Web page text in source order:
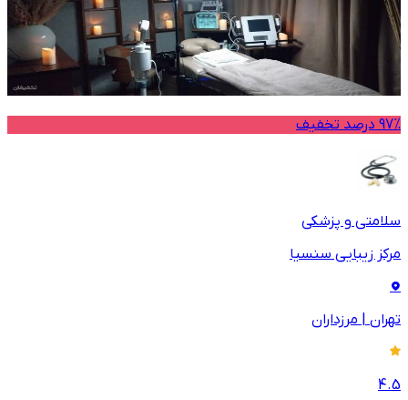
97% درصد تخفیف
سلامتی و پزشکی
مرکز زیبایی سنسیا
تهران | مرزداران
4.5